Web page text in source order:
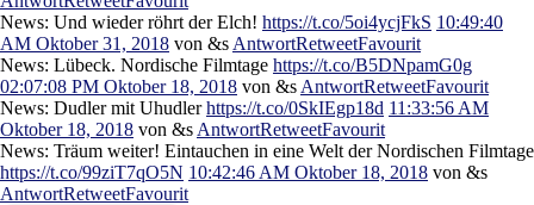
News: Und wieder röhrt der Elch! https://t.co/5oi4ycjFkS 10:49:40
AM Oktober 31, 2018 von &s AntwortRetweetFavourit
News: Lübeck. Nordische Filmtage https://t.co/B5DNpamG0g
02:07:08 PM Oktober 18, 2018 von &s AntwortRetweetFavourit
News: Dudler mit Uhudlerhttps://t.co/0SkIEgp18d 11:33:56 AM
Oktober 18, 2018 von &s AntwortRetweetFavourit
News: Träum weiter! Eintauchen in eine Welt der Nordischen Filmtage
https://t.co/99ziT7qO5N 10:42:46 AM Oktober 18, 2018 von &s
AntwortRetweetFavourit